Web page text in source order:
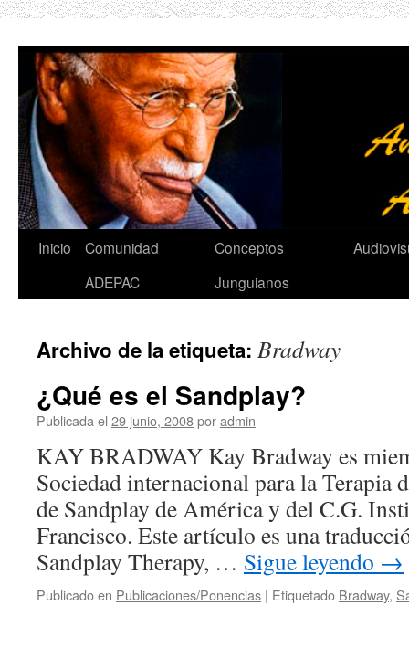
contenido
Inicio
Comunidad
ADEPAC
Conceptos
Junguianos
Archivo de la etiqueta: Bradway
¿Qué es el Sandplay?
Publicada el 29 junio, 2008poradmin
KAY BRADWAY Kay Bradway es
Sociedad internacional para la Terapia
de Sandplay de América y del C.G.
Francisco. Este artículo es una
Sandplay Therapy, … Sigue leyendo →
Publicado en Publicaciones/Ponencias | Etiquetado Bradway,